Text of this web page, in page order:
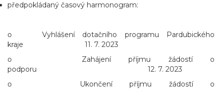
předpokládaný časový harmonogram:
o Vyhlášení dotačního programu Pardubického
kraje 11. 7. 2023
o Zahájení příjmu žádostí o
podporu 12. 7. 2023
o Ukončení příjmu žádostí o